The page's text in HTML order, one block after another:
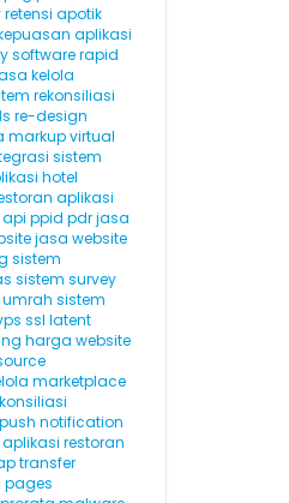
retensi apotik
aplikasi
software rapid
kelola
rekonsiliasi
re-design
markup virtual
sistem
hotel
aplikasi
ppid pdr jasa
jasa website
sistem
sistem survey
sistem
ssl latent
harga website
marketplace
push notification
aplikasi restoran
transfer
pages